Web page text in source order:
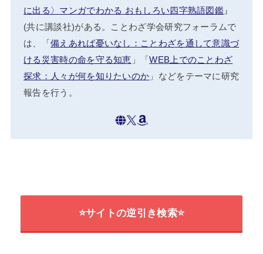
に出る〉マンガでわかる おもしろい四字熟語図鑑 』
(共に講談社)がある。ことわざ学会研究フォーラムで
は、「備えあれば憂いなし：ことわざを通して意識づ
ける災害時の命を守る知恵 」「WEB上でのことわざ
探求：人々が何を知りたいのか 」などをテーマに研究
報告を行う。
⭐サイトの逆引き検索⭐